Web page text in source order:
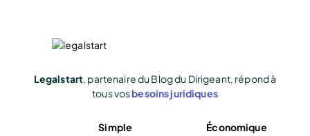
Legalstart, partenaire du Blog du Dirigeant, répond à
tous vosbesoins juridiques
Simple Économique